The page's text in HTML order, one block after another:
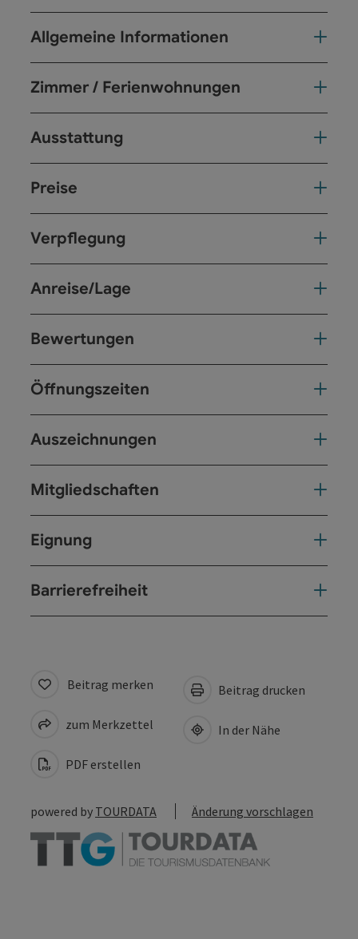
Allgemeine Informationen
Zimmer / Ferienwohnungen
Ausstattung
Preise
Verpflegung
Anreise/Lage
Bewertungen
Öffnungszeiten
Auszeichnungen
Mitgliedschaften
Eignung
Barrierefreiheit
Beitrag merken
zum Merkzettel
PDF erstellen
Beitrag drucken
In der Nähe
powered by TOURDATA Änderung vorschlagen